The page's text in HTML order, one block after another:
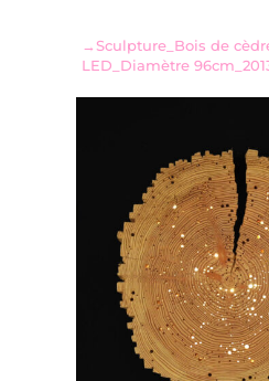
→Sculpture_Bois de
LED_Diamètre